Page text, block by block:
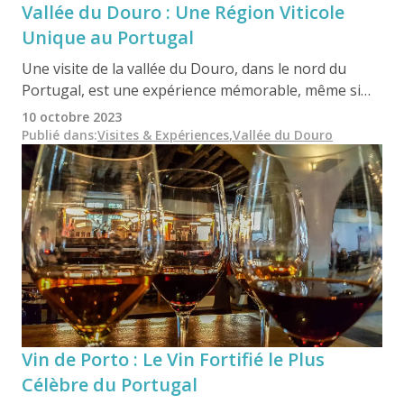
Vallée du Douro : Une Région Viticole
Unique au Portugal
Une visite de la vallée du Douro, dans le nord du
Portugal, est une expérience mémorable, même si
vous n'êtes pas un expert en vin. La vallée du Douro
est un lieu qui mérite d'être rappelé, photographié et
filmé.
10 octobre 2023
Publié dans:Visites & Expériences,Vallée du Douro
Vin de Porto : Le Vin Fortifié le Plus
Célèbre du Portugal